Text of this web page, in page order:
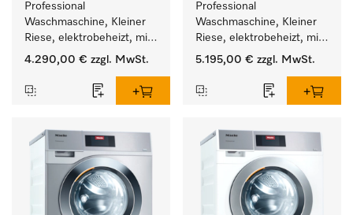
Professional
Waschmaschine, Kleiner
Riese, elektrobeheizt, mit
Ablaufventil und
Programmen.
Leistung 7 kg  in 49 min .
4.290,00 € zzgl. MwSt.
Professional
Waschmaschine, Kleiner
Riese, elektrobeheizt, mit
Ablaufventil und
Programmen.
Leistung 8 kg  in 49 min .
5.195,00 € zzgl. MwSt.